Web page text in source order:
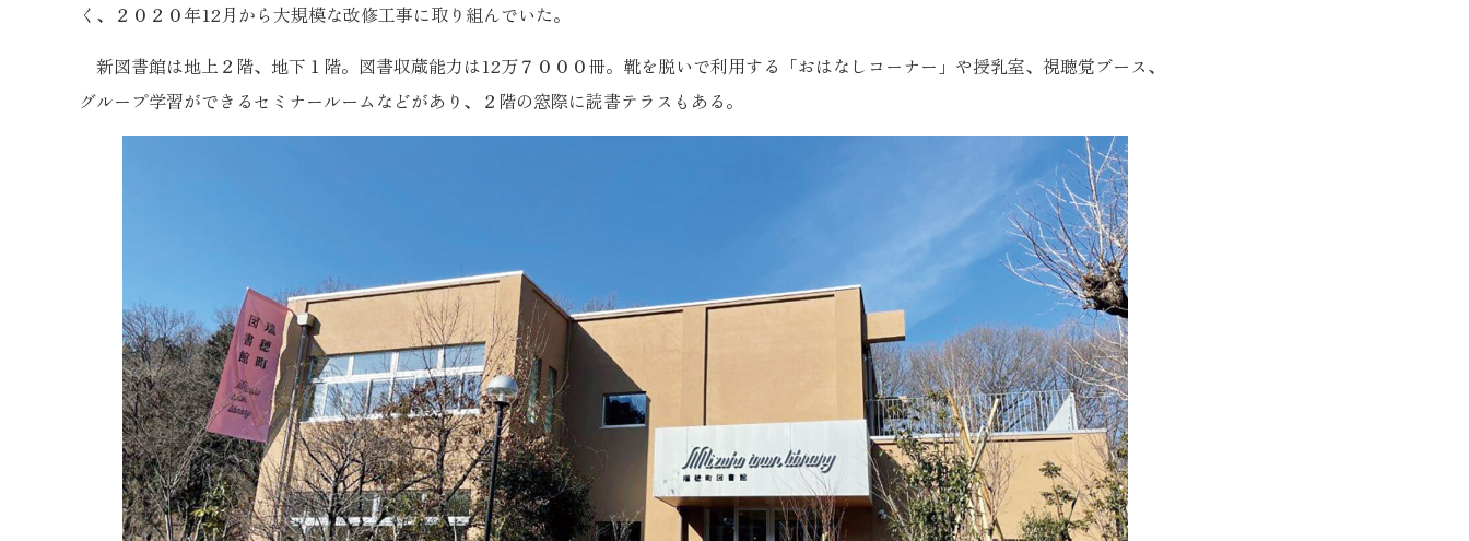
く、２０２０年12月から大規模な改修工事に取り組んでいた。
新図書館は地上２階、地下１階。図書収蔵能力は12万７０００冊。靴を脱いで利用する「おはなしコーナー」や授乳室、視聴覚ブース、
グループ学習ができるセミナールームなどがあり、２階の窓際に読書テラスもある。